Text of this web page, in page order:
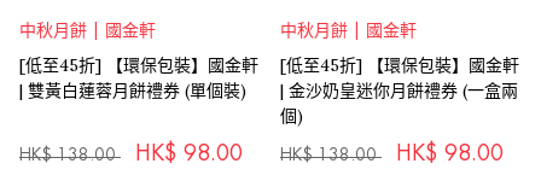
中秋月餅 | 國金軒
[低至45折] 【環保包裝】國金軒
| 雙黃白蓮蓉月餅禮券 (單個裝)
HK$ 138.00 HK$ 98.00
中秋月餅 | 國金軒
[低至45折] 【環保包裝】國金軒
| 金沙奶皇迷你月餅禮券 (一盒兩
個)
HK$ 138.00 HK$ 98.00